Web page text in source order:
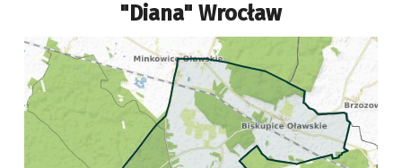
"Diana" Wrocław